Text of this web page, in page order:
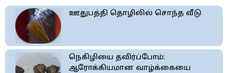
ஊதுபத்தி தொழிலில் சொந்த வீடு
நெகிழியை தவிர்ப்போம்:
ஆரோக்கியமான வாழ்க்கையை